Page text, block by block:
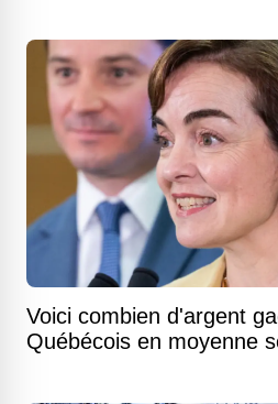
Voici combien d'argent
Québécois en moyenne